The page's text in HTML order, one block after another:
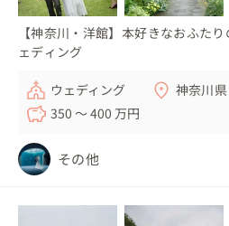
【神奈川・洋館】本好きなおふた
ェディング
ウェディング
神奈川県
350 〜 400 万円
その他